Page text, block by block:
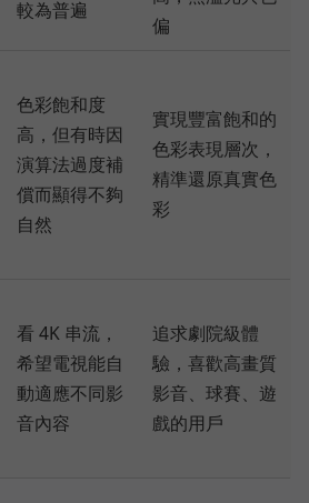
較為普遍
偏
色彩飽和度
高，但有時因
演算法過度補
償而顯得不夠
自然
實現豐富飽和的
色彩表現層次，
精準還原真實色
彩
看 4K 串流，
希望電視能自
動適應不同影
音內容
追求劇院級體
驗，喜歡高畫質
影音、球賽、遊
戲的用戶